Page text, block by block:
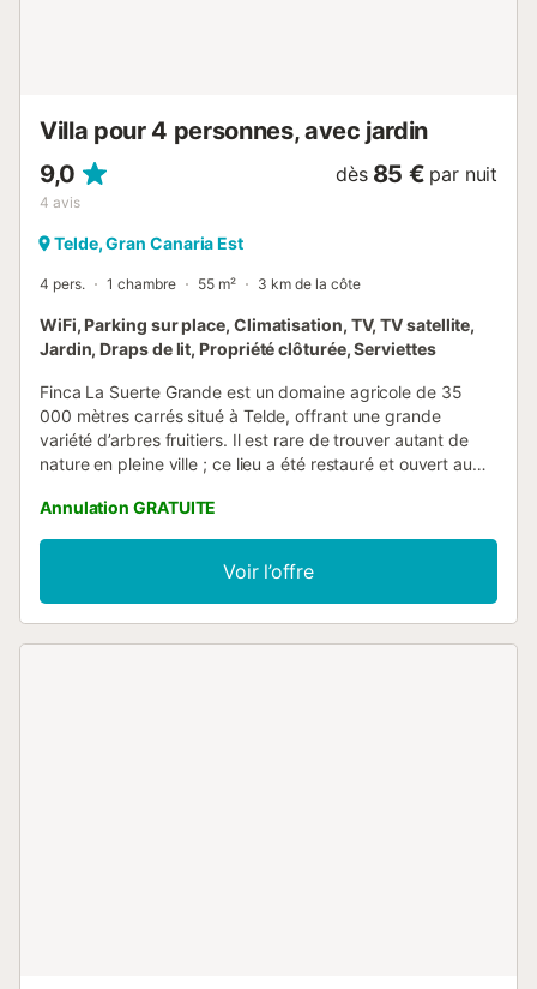
Villa pour 4 personnes, avec jardin
9,0
4 avis
dès 85 € par nuit
Telde, Gran Canaria Est
4 pers. 1 chambre 55 m² 3 km de la côte
WiFi, Parking sur place, Climatisation, TV, TV satellite,
Jardin, Draps de lit, Propriété clôturée, Serviettes
Finca La Suerte Grande est un domaine agricole de 35
000 mètres carrés situé à Telde, offrant une grande
variété d’arbres fruitiers. Il est rare de trouver autant de
nature en pleine ville ; ce lieu a été restauré et ouvert au
vacances répartis dans différentes zones du domaine. Ce
n’est pas un hôtel. L’appartement Cala se trouve dans La
Casona, qui regroupe 4 autres logements : Musa, Lis, Iris
et Dalia. Il peut accueillir 4 personnes et dispose d’un
salon-cuisine, d’une salle de bain, de 2 lits simples, d’un
Annulation GRATUITE
Voir l’offre